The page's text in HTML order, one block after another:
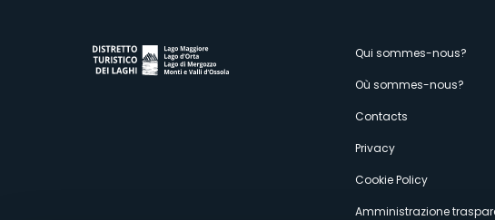
Menù
Qui sommes-nous?
Où sommes-nous?
Contacts
Privacy
Cookie Policy
Amministrazione